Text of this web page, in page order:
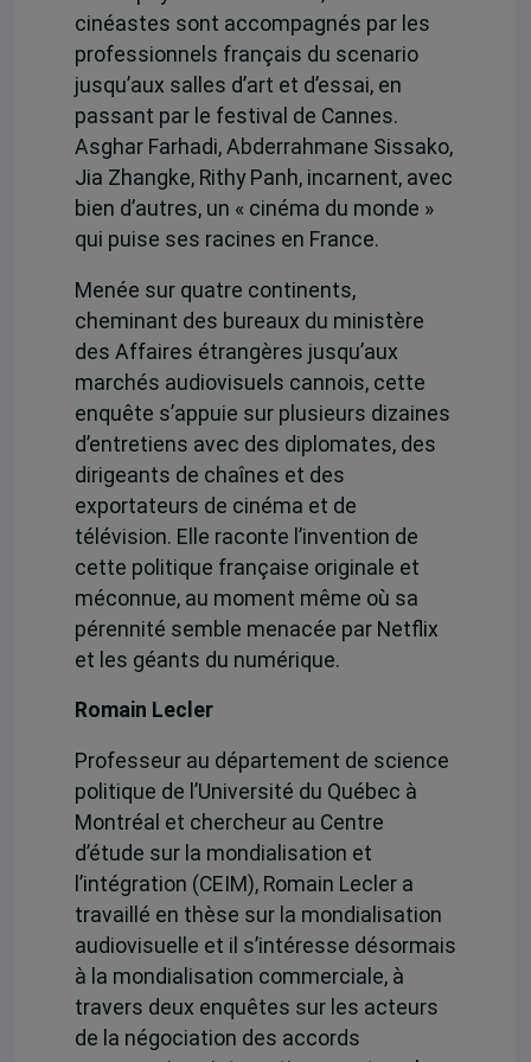
cinéastes sont accompagnés par les
professionnels français du scenario
jusqu’aux salles d’art et d’essai, en
passant par le festival de Cannes.
Asghar Farhadi, Abderrahmane Sissako,
Jia Zhangke, Rithy Panh, incarnent, avec
bien d’autres, un « cinéma du monde »
qui puise ses racines en France.
Menée sur quatre continents,
cheminant des bureaux du ministère
des Affaires étrangères jusqu’aux
marchés audiovisuels cannois, cette
enquête s’appuie sur plusieurs dizaines
d’entretiens avec des diplomates, des
dirigeants de chaînes et des
exportateurs de cinéma et de
télévision. Elle raconte l’invention de
cette politique française originale et
méconnue, au moment même où sa
pérennité semble menacée par Netflix
et les géants du numérique.
Romain Lecler
Professeur au département de science
politique de l’Université du Québec à
Montréal et chercheur au Centre
d’étude sur la mondialisation et
l’intégration (CEIM), Romain Lecler a
travaillé en thèse sur la mondialisation
audiovisuelle et il s’intéresse désormais
à la mondialisation commerciale, à
travers deux enquêtes sur les acteurs
de la négociation des accords